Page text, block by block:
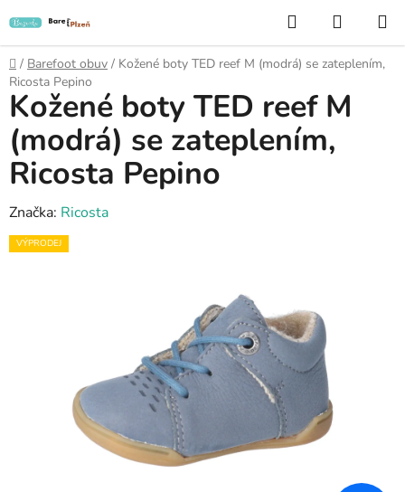
na
obsah
Hledat
KOŠÍK
Domů
/ Barefoot obuv / Kožené boty TED reef M (modrá) se zateplením,
Ricosta Pepino
Kožené boty TED reef M
(modrá) se zateplením,
Ricosta Pepino
Značka: Ricosta
VÝPRODEJ